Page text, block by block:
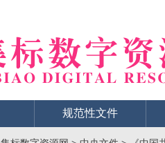
规范性文件